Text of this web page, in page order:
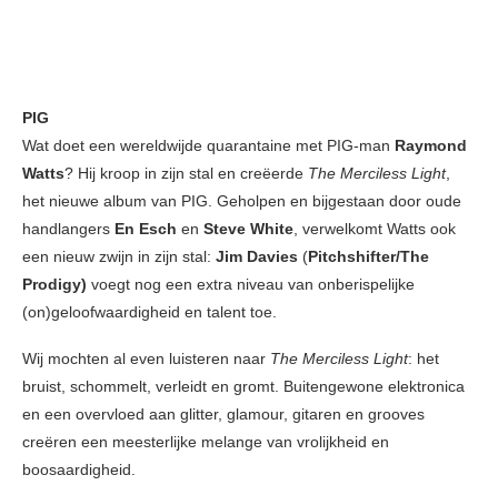
PIG
Wat doet een wereldwijde quarantaine met PIG-man Raymond
Watts? Hij kroop in zijn stal en creëerde The Merciless Light,
het nieuwe album van PIG. Geholpen en bijgestaan ​​door oude
handlangers En Esch en Steve White , verwelkomt Watts ook
een nieuw zwijn in zijn stal: Jim Davies (Pitchshifter/The
Prodigy) voegt nog een extra niveau van onberispelijke
(on)geloofwaardigheid en talent toe.
Wij mochten al even luisteren naar The Merciless Light: het
bruist, schommelt, verleidt en gromt. Buitengewone elektronica
en een overvloed aan glitter, glamour, gitaren en grooves
creëren een meesterlijke melange van vrolijkheid en
boosaardigheid.